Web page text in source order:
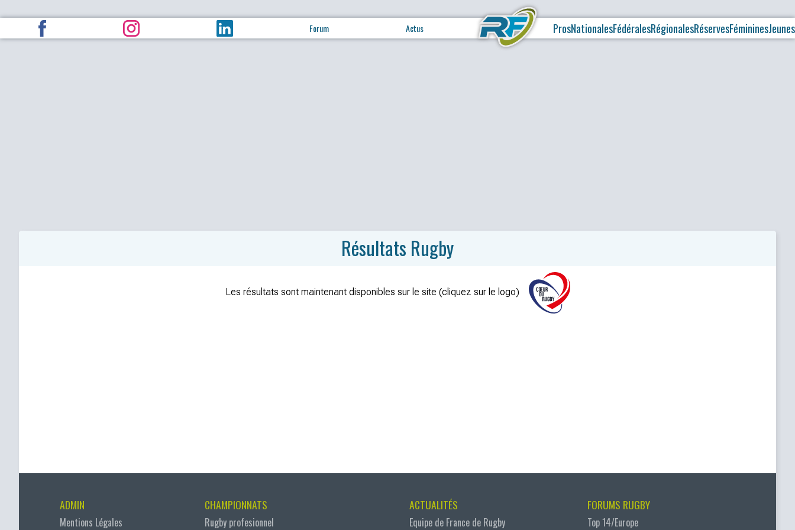
Forum Actus ProsNationalesFédéralesRégionalesRéservesFémininesJeunes
Résultats Rugby
Les résultats sont maintenant disponibles sur le site (cliquez sur le logo)
ADMIN
Mentions Légales
CHAMPIONNATS
Rugby profesionnel
ACTUALITÉS
Equipe de France de Rugby
FORUMS RUGBY
Top 14/Europe